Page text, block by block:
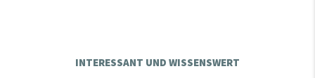
INTERESSANT UND WISSENSWERT